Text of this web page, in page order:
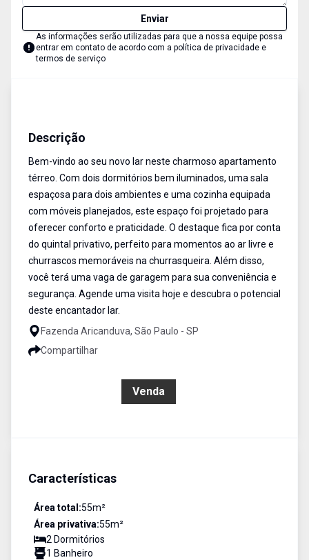
Enviar
As informações serão utilizadas para que a nossa equipe possa
entrar em contato de acordo com a política de privacidade e
termos de serviço
Descrição
Bem-vindo ao seu novo lar neste charmoso apartamento
térreo. Com dois dormitórios bem iluminados, uma sala
espaçosa para dois ambientes e uma cozinha equipada
com móveis planejados, este espaço foi projetado para
oferecer conforto e praticidade. O destaque fica por conta
do quintal privativo, perfeito para momentos ao ar livre e
churrascos memoráveis na churrasqueira. Além disso,
você terá uma vaga de garagem para sua conveniência e
segurança. Agende uma visita hoje e descubra o potencial
deste encantador lar.
Fazenda Aricanduva, São Paulo - SP
Compartilhar
Venda
Características
Área total:55m²
Área privativa:55m²
2 Dormitórios
1 Banheiro